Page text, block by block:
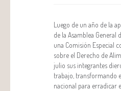
Luego de un año de la
de la Asamblea General
una Comisión Especial
sobre el Derecho de
julio sus integrantes
trabajo, transformando
nacional para erradicar